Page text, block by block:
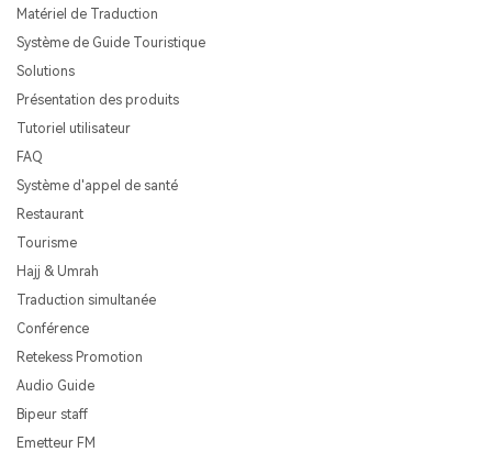
Matériel de Traduction
Système de Guide Touristique
Solutions
Présentation des produits
Tutoriel utilisateur
FAQ
Système d'appel de santé
Restaurant
Tourisme
Hajj & Umrah
Traduction simultanée
Conférence
Retekess Promotion
Audio Guide
Bipeur staff
Emetteur FM